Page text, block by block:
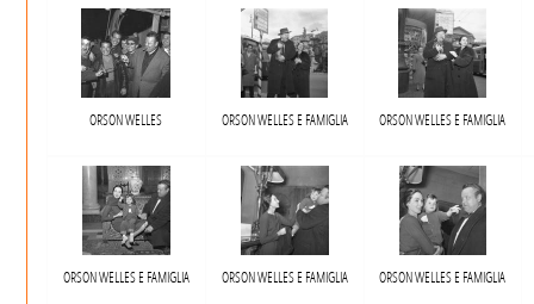
ORSON WELLES ORSON WELLES E FAMIGLIA ORSON WELLES E FAMIGLIA
ORSON WELLES E FAMIGLIA ORSON WELLES E FAMIGLIA ORSON WELLES E FAMIGLIA